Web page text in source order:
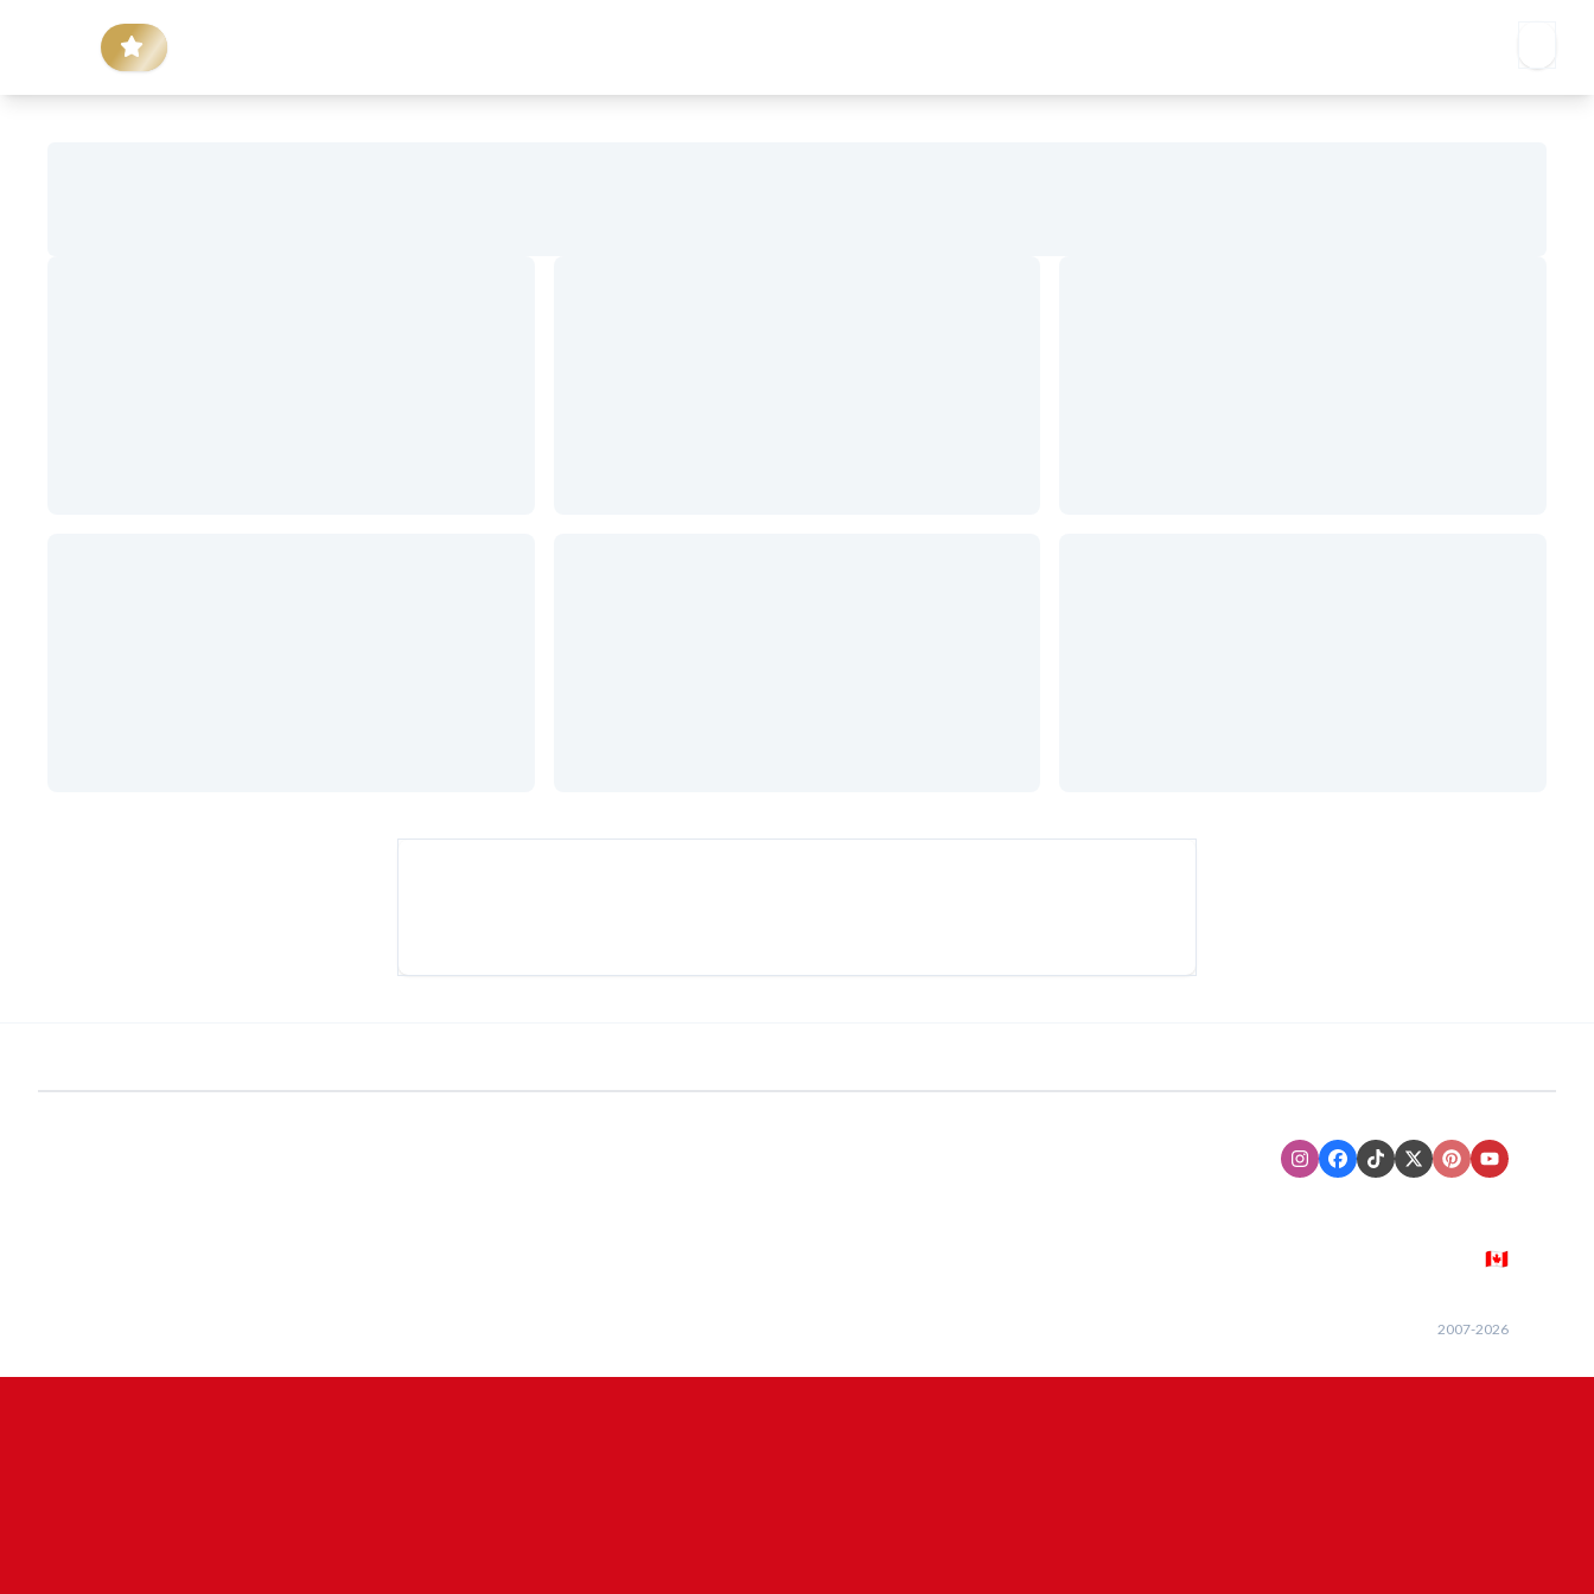
InstagramFacebook
TikTokXTwitter
PinterestYoutube
🇨🇦
2007-2026